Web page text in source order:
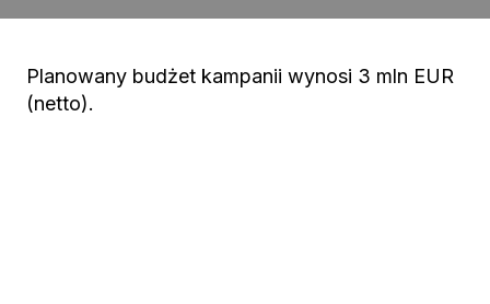
Planowany budżet kampanii wynosi 3 mln EUR
(netto).